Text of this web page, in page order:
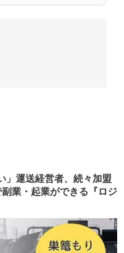
」運送経営者、続々加盟
業・起業ができる『ロジ